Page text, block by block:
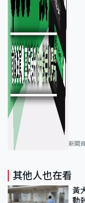
新聞
其他人也在看
黃
動